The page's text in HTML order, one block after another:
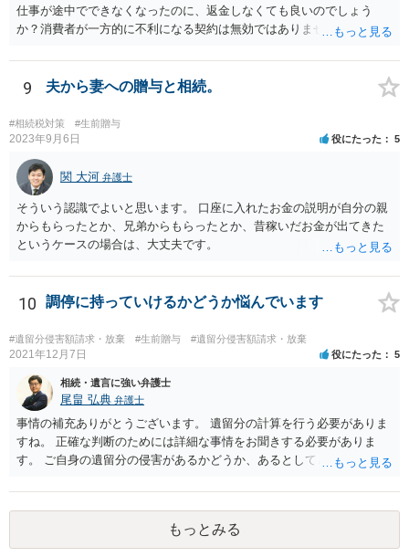
仕事が途中でできなくなったのに、返金しなくても良いのでしょう
か？消費者が一方的に不利になる契約は無効ではありませんか？
務があると思います。 倒れた弁護士が所属する弁護士会に相談さ
れた方がよいと思います。 倒れた弁護士は脳梗塞で倒れたようで
すが、 判断能力があり、復代理を倒れた弁護士の判断で復代理を
選任したのか 即ち、復代理人の選任は有効なのかという問題もあ
ると思います。
9 夫から妻への贈与と相続。
#相続税対策 #生前贈与
2023年9月6日 役にたった 5
関 大河 弁護士
そういう認識でよいと思います。 口座に入れたお金の説明が自分の親
からもらったとか、兄弟からもらったとか、昔稼いだお金が出てきた
というケースの場合は、大丈夫です。
10 調停に持っていけるかどうか悩んでいます
#遺留分侵害額請求・放棄 #生前贈与 #遺留分侵害額請求・放棄
2021年12月7日 役にたった 5
相続・遺言に強い弁護士
尾畠 弘典 弁護士
事情の補充ありがとうございます。 遺留分の計算を行う必要がありま
すね。 正確な判断のためには詳細な事情をお聞きする必要がありま
す。 ご自身の遺留分の侵害があるかどうか、あるとしてどの程度の金
相談されるのが良いと思います。
もっとみる